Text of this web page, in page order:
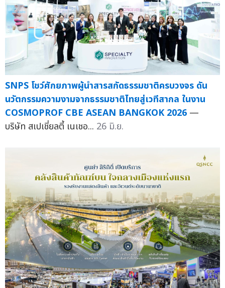
SNPS โชว์ศักยภาพผู้นำสารสกัดธรรมชาติครบวงจร ดัน
นวัตกรรมความงามจากธรรมชาติไทยสู่เวทีสากล ในงาน
COSMOPROF CBE ASEAN BANGKOK 2026 —
บริษัท สเปเชี่ยลตี้ เนเชอ... 26 มิ.ย.